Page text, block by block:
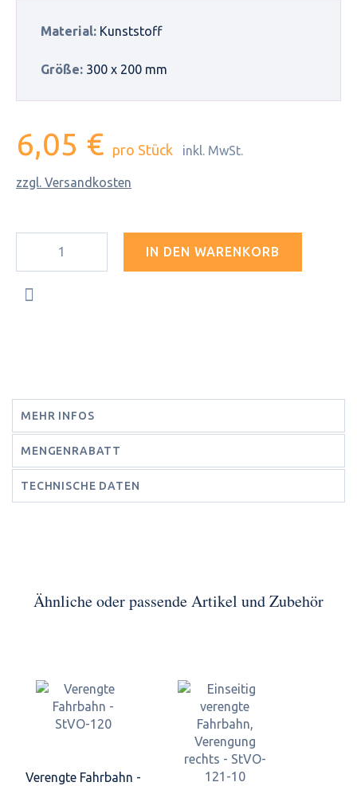
Material: Kunststoff
Größe: 300 x 200 mm
6,05 € pro Stück inkl. MwSt.
zzgl. Versandkosten
IN DEN WARENKORB
MEHR INFOS
MENGENRABATT
TECHNISCHE DATEN
Ähnliche oder passende Artikel und Zubehör
Verengte Fahrbahn -